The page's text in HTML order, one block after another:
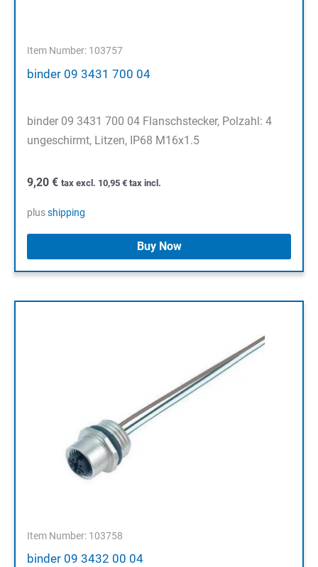
Item Number: 103757
binder 09 3431 700 04
binder 09 3431 700 04 Flanschstecker, Polzahl: 4
ungeschirmt, Litzen, IP68 M16x1.5
9,20 € tax excl. 10,95 € tax incl.
plusshipping
Buy Now
Item Number: 103758
binder 09 3432 00 04